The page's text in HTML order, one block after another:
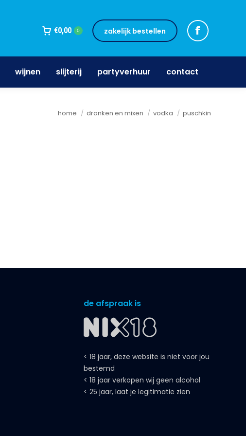
€0,00 0 zakelijk bestellen
wijnen slijterij partyverhuur contact
Je bent hier:
home dranken en mixen vodka puschkin
de afspraak is
< 18 jaar, deze website is niet voor jou
bestemd
< 18 jaar verkopen wij geen alcohol
< 25 jaar, laat je legitimatie zien